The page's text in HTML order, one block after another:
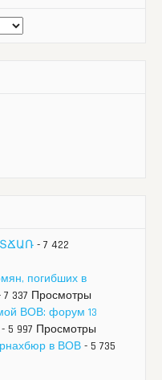
- 7 422
погибших в
7 337 Просмотры
ВОВ: форум 13
- 5 997 Просмотры
в ВОВ - 5 735